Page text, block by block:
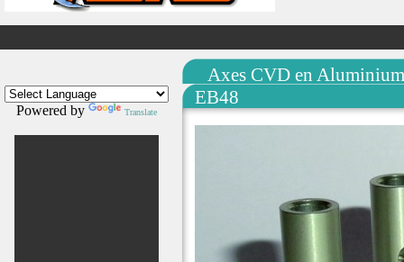
Powered by Translate
Axes CVD en
EB48